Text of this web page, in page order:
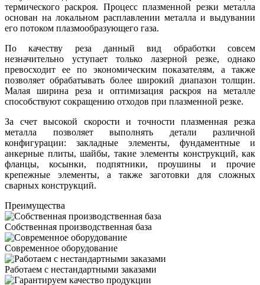
термического раскроя. Процесс плазменной резки металла
основан на локальном расплавлении металла и выдувании
его потоком плазмообразующего газа.
По качеству реза данный вид обработки совсем
незначительно уступает только лазерной резке, однако
превосходит ее по экономическим показателям, а также
позволяет обрабатывать более широкий диапазон толщин.
Малая ширина реза и оптимизация раскроя на металле
способствуют сокращению отходов при плазменной резке.
За счет высокой скорости и точности плазменная резка
металла позволяет выполнять детали различной
конфигурации: закладные элементы, фундаментные и
анкерные плиты, шайбы, такие элементы конструкций, как
фланцы, косынки, подпятники, проушины и прочие
крепежные элементы, а также заготовки для сложных
сварных конструкций.
Преимущества
Собственная производственная база
Современное оборудование
Работаем с нестандартными заказами